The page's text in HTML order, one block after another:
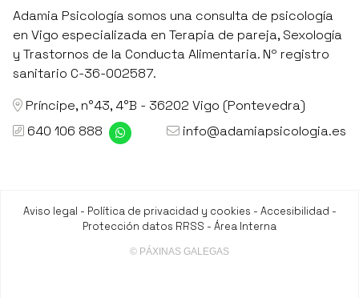
Adamia Psicología somos una consulta de psicología
en Vigo especializada en Terapia de pareja, Sexología
y Trastornos de la Conducta Alimentaria. Nº registro
sanitario C-36-002587.
Príncipe, n°43, 4°B - 36202 Vigo (Pontevedra)
640 106 888
info@adamiapsicologia.es
Aviso legal - Política de privacidad y cookies - Accesibilidad -
Protección datos RRSS - Área Interna
© PÁXINAS GALEGAS